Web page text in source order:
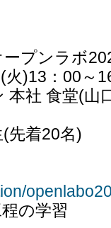
プンラボ
火)13：00～
社 食堂(山
先着20名)
の学習